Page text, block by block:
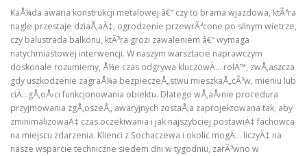
KaÅ¼da awaria konstrukcji metalowej â€“ czy to brama wjazdowa, ktÃ³ra
nagle przestaje dziaÅ‚aÄ‡, ogrodzenie przewrÃ³cone po silnym wietrze,
czy balustrada balkonu, ktÃ³ra grozi zawaleniem â€“ wymaga
natychmiastowej interwencji. W naszym warsztacie naprawczym
doskonale rozumiemy, Å¼e czas odgrywa kluczowÄ… rolÄ™, zwÅ‚aszcza
gdy uszkodzenie zagraÅ¼a bezpieczeÅ„stwu mieszkaÅ„cÃ³w, mieniu lub
ciÄ…gÅ‚oÅ›ci funkcjonowania obiektu. Dlatego wÅ‚aÅ›nie procedura
przyjmowania zgÅ‚oszeÅ„ awaryjnych zostaÅ‚a zaprojektowana tak, aby
zminimalizowaÄ‡ czas oczekiwania i jak najszybciej postawiÄ‡ fachowca
na miejscu zdarzenia. Klienci z Sochaczewa i okolic mogÄ… liczyÄ‡ na
nasze wsparcie techniczne siedem dni w tygodniu, zarÃ³wno w